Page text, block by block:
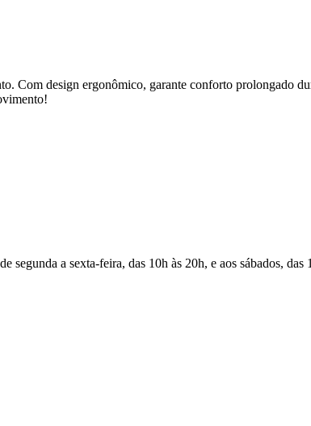
design ergonômico, garante conforto prolongado
a sexta-feira, das 10h às 20h, e aos sábados, das